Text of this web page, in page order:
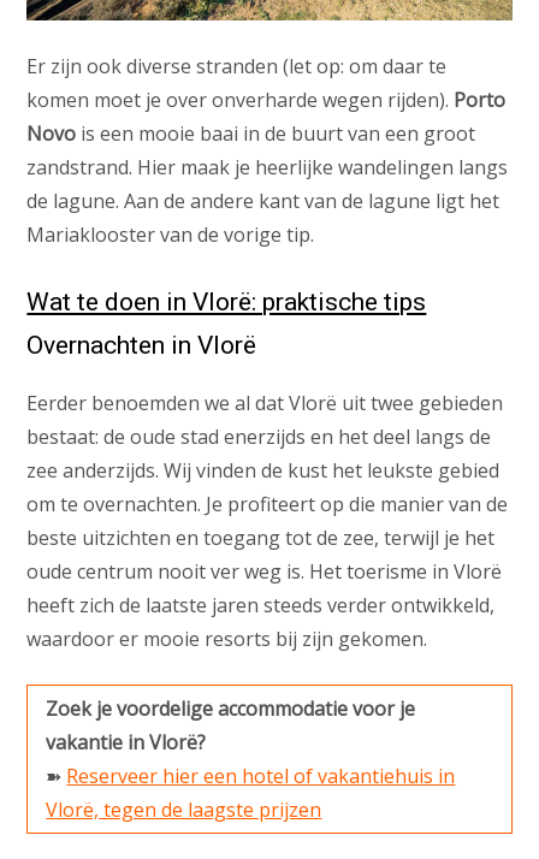
Er zijn ook diverse stranden (let op: om daar te
komen moet je over onverharde wegen rijden). Porto
Novo is een mooie baai in de buurt van een groot
zandstrand. Hier maak je heerlijke wandelingen langs
de lagune. Aan de andere kant van de lagune ligt het
Mariaklooster van de vorige tip.
Wat te doen in Vlorë: praktische tips
Overnachten in Vlorë
Eerder benoemden we al dat Vlorë uit twee gebieden
bestaat: de oude stad enerzijds en het deel langs de
zee anderzijds. Wij vinden de kust het leukste gebied
om te overnachten. Je profiteert op die manier van de
beste uitzichten en toegang tot de zee, terwijl je het
oude centrum nooit ver weg is. Het toerisme in Vlorë
heeft zich de laatste jaren steeds verder ontwikkeld,
waardoor er mooie resorts bij zijn gekomen.
Zoek je voordelige accommodatie voor je
vakantie in Vlorë?
➽ Reserveer hier een hotel of vakantiehuis in
Vlorë, tegen de laagste prijzen